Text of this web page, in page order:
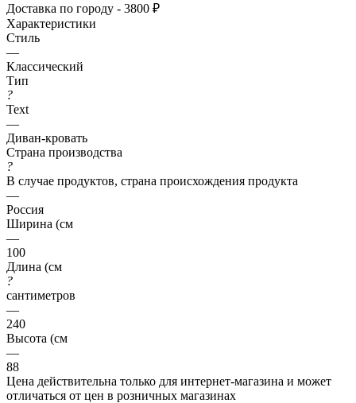
Доставка по городу - 3800 ₽
Характеристики
Стиль
—
Классический
Тип
?
Text
—
Диван-кровать
Страна производства
?
В случае продуктов, страна происхождения продукта
—
Россия
Ширина (см
—
100
Длина (см
?
сантиметров
—
240
Высота (см
—
88
Цена действительна только для интернет-магазина и может
отличаться от цен в розничных магазинах